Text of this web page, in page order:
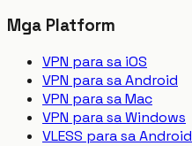
Mga Platform
VPN para sa iOS
VPN para sa Android
VPN para sa Mac
VPN para sa Windows
VLESS para sa Android